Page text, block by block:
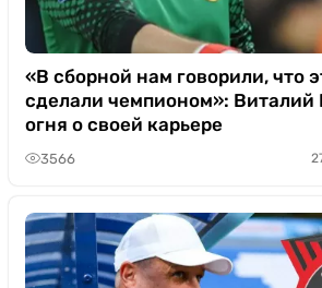
«В сборной нам говорили, что
сделали чемпионом»: Виталий
огня о своей карьере
3566